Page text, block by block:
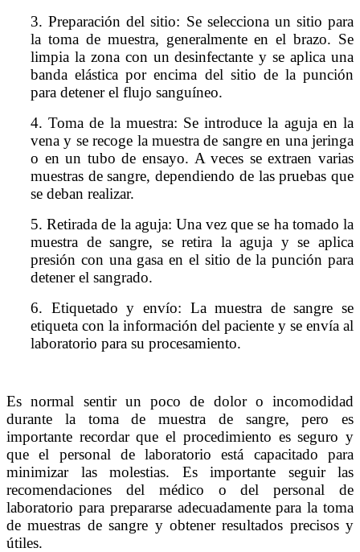
3. Preparación del sitio: Se selecciona un sitio para
la toma de muestra, generalmente en el brazo. Se
limpia la zona con un desinfectante y se aplica una
banda elástica por encima del sitio de la punción
para detener el flujo sanguíneo.
4. Toma de la muestra: Se introduce la aguja en la
vena y se recoge la muestra de sangre en una jeringa
o en un tubo de ensayo. A veces se extraen varias
muestras de sangre, dependiendo de las pruebas que
se deban realizar.
5. Retirada de la aguja: Una vez que se ha tomado la
muestra de sangre, se retira la aguja y se aplica
presión con una gasa en el sitio de la punción para
detener el sangrado.
6. Etiquetado y envío: La muestra de sangre se
etiqueta con la información del paciente y se envía al
laboratorio para su procesamiento.
Es normal sentir un poco de dolor o incomodidad
durante la toma de muestra de sangre, pero es
importante recordar que el procedimiento es seguro y
que el personal de laboratorio está capacitado para
minimizar las molestias. Es importante seguir las
recomendaciones del médico o del personal de
laboratorio para prepararse adecuadamente para la toma
de muestras de sangre y obtener resultados precisos y
útiles.